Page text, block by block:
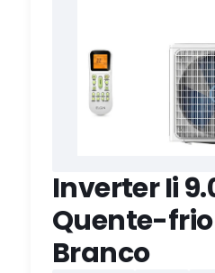
Inverter Ii
Quente-frio
Branco